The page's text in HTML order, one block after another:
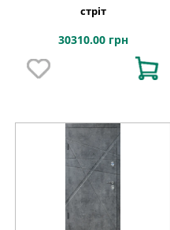
стріт
30310.00 грн